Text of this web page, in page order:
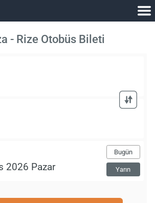
- Rize Otobüs Bileti
Bugün
Yarın